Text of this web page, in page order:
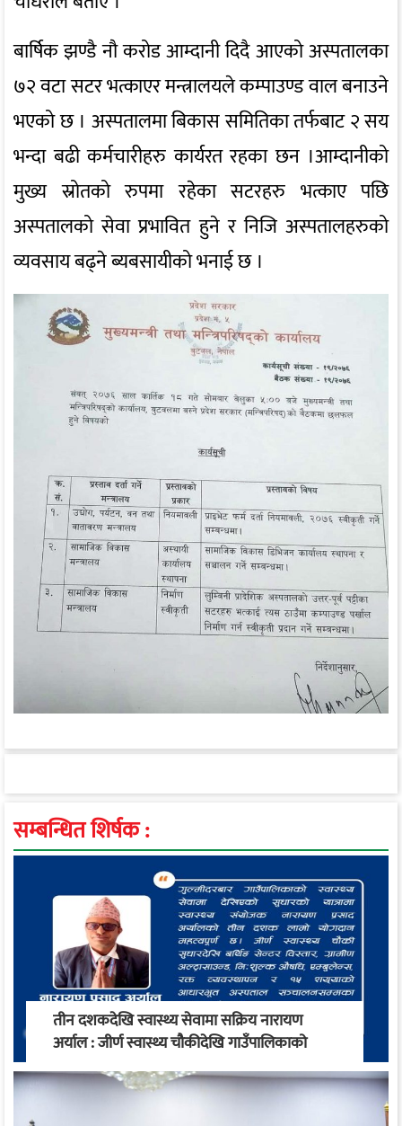
बार्षिक झण्डै नौ करोड आम्दानी दिदै आएको अस्पतालका
७२ वटा सटर भत्काएर मन्त्रालयले कम्पाउण्ड वाल बनाउने
भएको छ । अस्पतालमा बिकास समितिका तर्फबाट २ सय
भन्दा बढी कर्मचारीहरु कार्यरत रहका छन ।आम्दानीको
मुख्य स्रोतको रुपमा रहेका सटरहरु भत्काए पछि
अस्पतालको सेवा प्रभावित हुने र निजि अस्पतालहरुको
व्यवसाय बढ्ने ब्यबसायीको भनाई छ ।
सम्बन्धित शिर्षक :
तीन दशकदेखि स्वास्थ्य सेवामा सक्रिय नारायण
अर्याल : जीर्ण स्वास्थ्य चौकीदेखि गाउँपालिकाको
स्वास्थ्य रूपान्तरण सम्म